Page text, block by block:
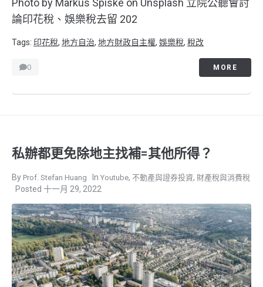
論印花稅、娛樂稅去留 202
Tags: 印花稅, 地方自治, 地方財政自主權, 娛樂稅, 稅改
0 MORE
私辦都更免除地主找補=其他所得？
Prof. Stefan Huang Youtube, 不動產與證券投資, 財產稅與消費稅
十一月 29, 2022